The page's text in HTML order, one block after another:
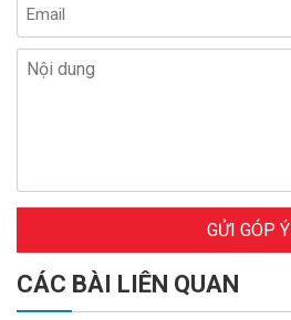
GỬI GÓP Ý
CÁC BÀI LIÊN QUAN